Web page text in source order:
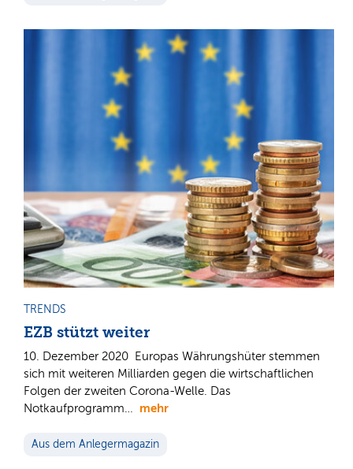
TRENDS
EZB stützt weiter
10. Dezember 2020 Europas Währungshüter stemmen
sich mit weiteren Milliarden gegen die wirtschaftlichen
Folgen der zweiten Corona-Welle. Das
Notkaufprogramm… mehr
Aus dem Anlegermagazin